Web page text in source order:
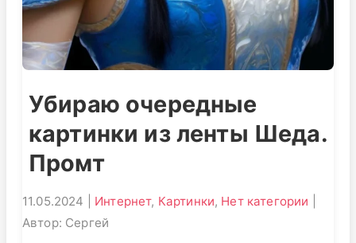
Убираю очередные
картинки из ленты Шеда.
Промт
11.05.2024 | Интернет, Картинки, Нет категории
Автор: Сергей